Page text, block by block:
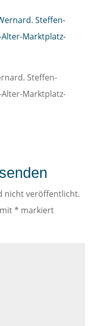
Steffen-
Marktplatz-
nicht veröffentlicht.
* markiert